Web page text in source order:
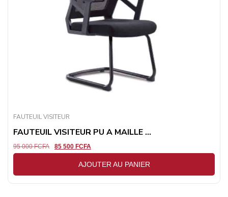
FAUTEUIL VISITEUR
FAUTEUIL VISITEUR PU A MAILLE ...
95 000FCFA 85 500 FCFA
AJOUTER AU PANIER